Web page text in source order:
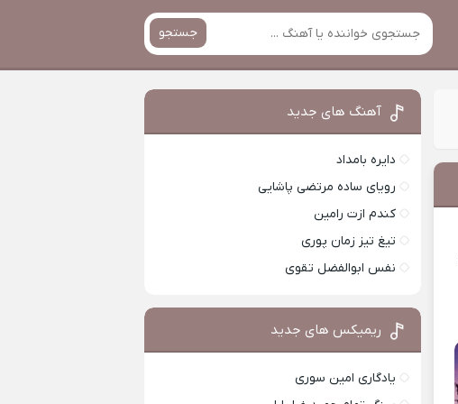
جستجو
آهنگ های جدید
دایره بامداد
رویای ساده مرتضی پاشایی
کندم ازت رامین
تیغ تیز زمان پوری
نفس ابوالفضل تقوی
ریمیکس های جدید
یادگاری امین سوری